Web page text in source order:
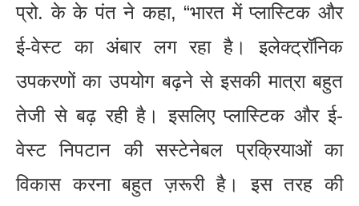
प्रो. के के पंत ने कहा, “भारत में प्लास्टिक और
ई-वेस्ट का अंबार लग रहा है। इलेक्ट्रॉनिक
उपकरणों का उपयोग बढ़ने से इसकी मात्रा बहुत
तेजी से बढ़ रही है। इसलिए प्लास्टिक और ई-
वेस्ट निपटान की सस्टेनेबल प्रक्रियाओं का
विकास करना बहुत ज़रूरी है। इस तरह की